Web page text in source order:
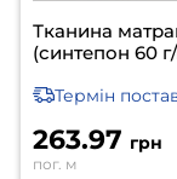
Тканина
(синтепон 60
Термін
263.97 грн
пог. м